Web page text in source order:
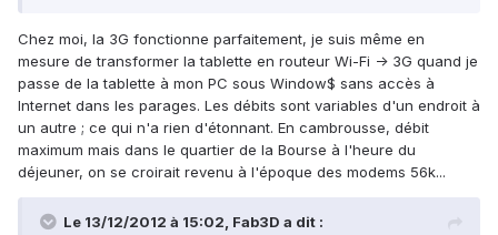
Chez moi, la 3G fonctionne parfaitement, je suis même en
mesure de transformer la tablette en routeur Wi-Fi -> 3G quand je
passe de la tablette à mon PC sous Window$ sans accès à
Internet dans les parages. Les débits sont variables d'un endroit à
un autre ; ce qui n'a rien d'étonnant. En cambrousse, débit
maximum mais dans le quartier de la Bourse à l'heure du
déjeuner, on se croirait revenu à l'époque des modems 56k...
Le 13/12/2012 à 15:02, Fab3D a dit :